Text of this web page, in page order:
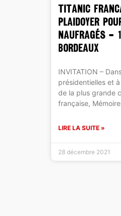
TITANIC
Plaidoyer
naufragés –
Bordeaux
INVITATION –
présidentielles et
de la plus grande
française,
LIRE LA SUITE »
28 décembre 2021